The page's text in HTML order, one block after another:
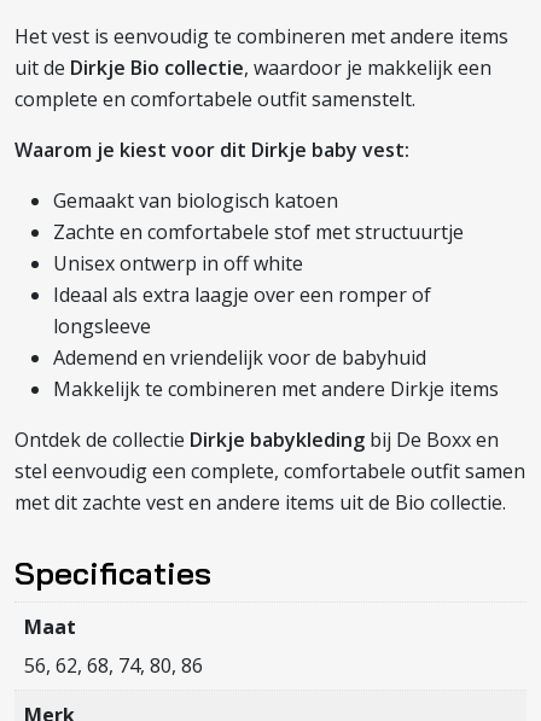
Het vest is eenvoudig te combineren met andere items
uit de Dirkje Bio collectie, waardoor je makkelijk een
complete en comfortabele outfit samenstelt.
Waarom je kiest voor dit Dirkje baby vest:
Gemaakt van biologisch katoen
Zachte en comfortabele stof met structuurtje
Unisex ontwerp in off white
Ideaal als extra laagje over een romper of
longsleeve
Ademend en vriendelijk voor de babyhuid
Makkelijk te combineren met andere Dirkje items
Ontdek de collectie Dirkje babykleding bij De Boxx en
stel eenvoudig een complete, comfortabele outfit samen
met dit zachte vest en andere items uit de Bio collectie.
Specificaties
Maat
56, 62, 68, 74, 80, 86
Merk